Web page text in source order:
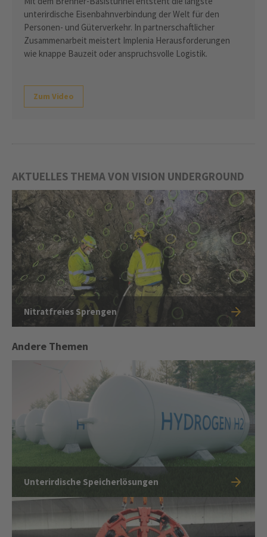
unterirdische Eisenbahnverbindung der Welt für den
Personen- und Güterverkehr. In partnerschaftlicher
Zusammenarbeit meistert Implenia Herausforderungen
wie knappe Bauzeit oder anspruchsvolle Logistik.
Zum Video
AKTUELLES THEMA VON VISION UNDERGROUND
Nitratfreies Sprengen
Andere Themen
Unterirdische Speicherlösungen